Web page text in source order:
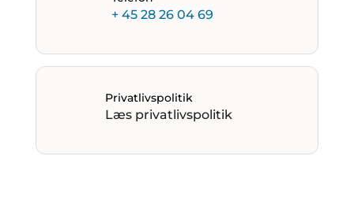
+ 45 28 26 04 69
Privatlivspolitik
Læs privatlivspolitik